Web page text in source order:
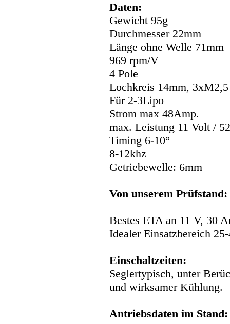
Daten:
Gewicht 95g
Durchmesser 22mm
Länge ohne Welle 71mm
969 rpm/V
4 Pole
Lochkreis 14mm, 3xM2,5
Für 2-3Lipo
Strom max 48Amp.
max. Leistung 11 Volt /
Timing 6-10°
8-12khz
Getriebewelle: 6mm
Von unserem Prüfstand:
Bestes ETA an 11 V, 30
Idealer Einsatzbereich
Einschaltzeiten:
Seglertypisch, unter
und wirksamer Kühlung.
Antriebsdaten im Stand: